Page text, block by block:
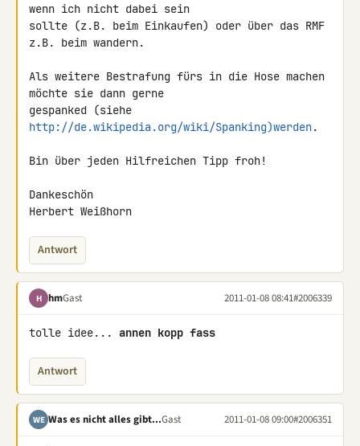
wenn ich nicht dabei sein
sollte (z.B. beim Einkaufen) oder über das RMF
z.B. beim wandern.
Als weitere Bestrafung fürs in die Hose machen
möchte sie dann gerne
http://de.wikipedia.org/wiki/Spanking)werden.
Bin über jeden Hilfreichen Tipp froh!
Dankeschön
Herbert Weißhorn
Antwort
H hmGast 2011-01-08 08:41#2006339
tolle idee... annen kopp fass
Antwort
WE Was es nicht alles gibt...Gast 2011-01-08 09:00#2006351